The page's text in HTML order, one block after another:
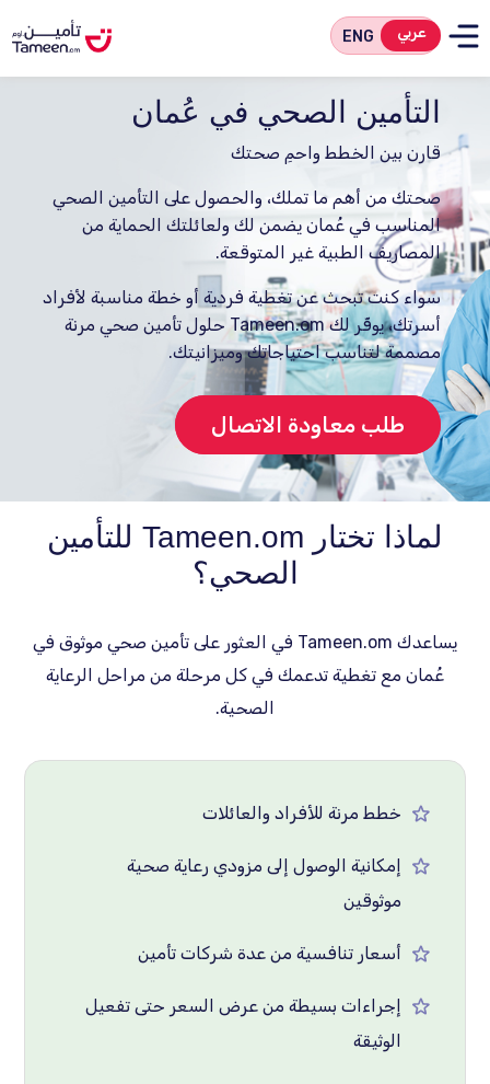
ENG عربي
التأمين الصحي في عُمان
قارن بين الخطط واحمِ صحتك
صحتك من أهم ما تملك، والحصول على التأمين الصحي
المناسب في عُمان يضمن لك ولعائلتك الحماية من
المصاريف الطبية غير المتوقعة.
سواء كنت تبحث عن تغطية فردية أو خطة مناسبة لأفراد
أسرتك، يوفّر لك Tameen.om حلول تأمين صحي مرنة
مصممة لتناسب احتياجاتك وميزانيتك.
طلب معاودة الاتصال
لماذا تختار Tameen.om للتأمين
الصحي؟
يساعدك Tameen.om في العثور على تأمين صحي موثوق في
عُمان مع تغطية تدعمك في كل مرحلة من مراحل الرعاية
الصحية.
خطط مرنة للأفراد والعائلات
إمكانية الوصول إلى مزودي رعاية صحية
موثوقين
أسعار تنافسية من عدة شركات تأمين
إجراءات بسيطة من عرض السعر حتى تفعيل
الوثيقة